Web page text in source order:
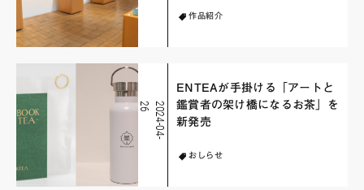
作品紹介
2
0
2
4
-
0
4
-
2
6
ENTEAが手掛ける「アートと
鑑賞者の架け橋になるお茶」を
新発売
おしらせ